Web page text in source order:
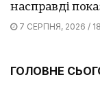
насправді
7 СЕРПНЯ, 2026 /
ГОЛОВНЕ